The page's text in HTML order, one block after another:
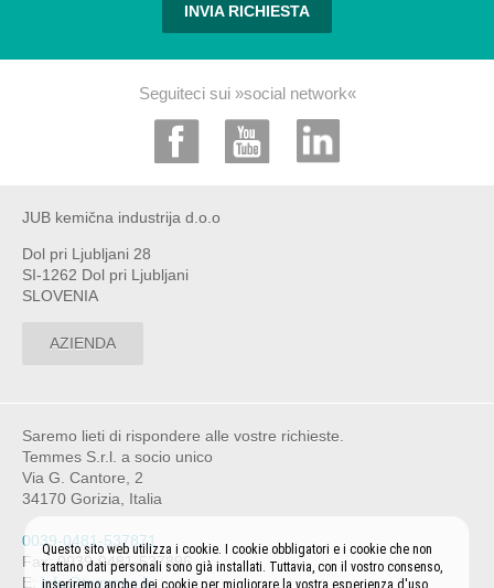
INVIA RICHIESTA
Seguiteci sui »social network«
JUB kemična industrija d.o.o
Dol pri Ljubljani 28
SI-1262 Dol pri Ljubljani
SLOVENIA
AZIENDA
Saremo lieti di rispondere alle vostre richieste.
Temmes S.r.l. a socio unico
Via G. Cantore, 2
34170 Gorizia, Italia
0039-0481-537871
Fax: 0039-0481-537896
E: info@temmes.it
Questo sito web utilizza i cookie. I cookie obbligatori e i cookie che non
trattano dati personali sono già installati. Tuttavia, con il vostro consenso,
inseriremo anche dei cookie per migliorare la vostra esperienza d'uso.